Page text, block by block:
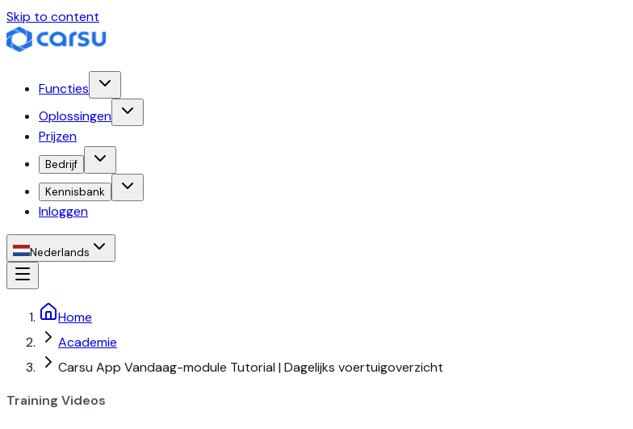
Skip to content
Functies
Oplossingen
Prijzen
Bedrijf
Kennisbank
Inloggen
Nederlands
Home
Academie
Carsu App Vandaag-module Tutorial | Dagelijks voertuigoverzicht
Training Videos